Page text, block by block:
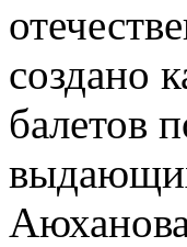
создано
балетов